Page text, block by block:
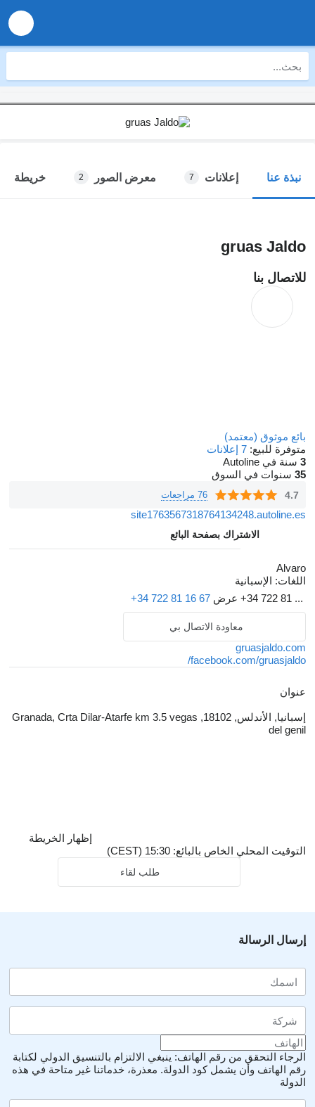
نبذة عنا إعلانات 7 معرض الصور 2 خريطة
gruas Jaldo
للاتصال بنا
بائع موثوق (معتمد)
متوفرة للبيع: 7 إعلانات
3 سنة في Autoline
35 سنوات في السوق
4.7 76 مراجعات
site1763567318764134248.autoline.es
الاشتراك بصفحة البائع
Alvaro
اللغات: الإسبانية
+34 722 81 ... عرض +34 722 81 16 67
معاودة الاتصال بي
gruasjaldo.com
facebook.com/gruasjaldo/
عنوان
إسبانيا, الأندلس, 18102, Granada, Crta Dilar-Atarfe km 3.5 vegas
del genil
إظهار الخريطة
التوقيت المحلي الخاص بالبائع: 15:30 (CEST)
طلب لقاء
إرسال الرسالة
الرجاء التحقق من رقم الهاتف: ينبغي الالتزام بالتنسيق الدولي لكتابة
رقم الهاتف وأن يشمل كود الدولة. معذرة، خدماتنا غير متاحة في هذه
الدولة